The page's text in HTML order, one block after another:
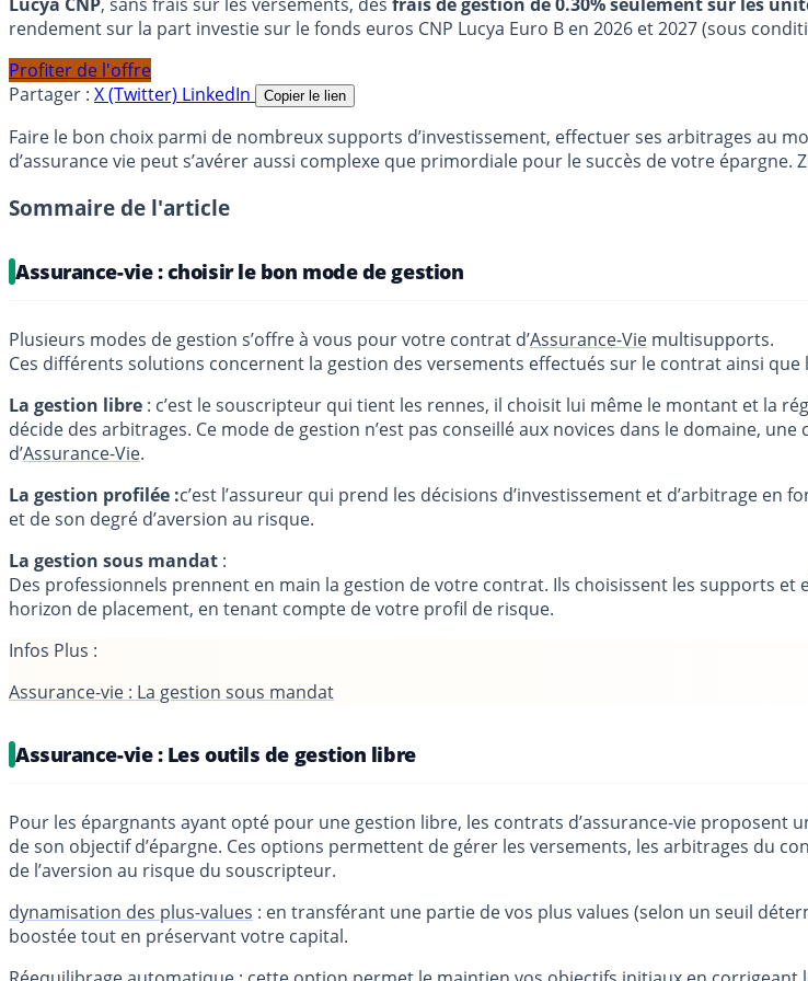
Lucya CNP, sans frais sur les versements, des frais de gestion de 0.30% seulement sur les
rendement sur la part investie sur le fonds euros CNP Lucya Euro B en 2026 et 2027 (sous
Profiter de l'offre
Partager : X (Twitter) LinkedIn Copier le lien
Faire le bon choix parmi de nombreux supports d’investissement, effectuer ses arbitrages au
d’assurance vie peut s’avérer aussi complexe que primordiale pour le succès de votre
Sommaire de l'article
Assurance-vie : choisir le bon mode de gestion
Plusieurs modes de gestion s’offre à vous pour votre contrat d’Assurance-Vie multisupports.
Ces différents solutions concernent la gestion des versements effectués sur le contrat ainsi que
La gestion libre : c’est le souscripteur qui tient les rennes, il choisit lui même le montant et la
décide des arbitrages. Ce mode de gestion n’est pas conseillé aux novices dans le domaine, une
d’Assurance-Vie.
La gestion profilée :c’est l’assureur qui prend les décisions d’investissement et d’arbitrage
et de son degré d’aversion au risque.
La gestion sous mandat :
Des professionnels prennent en main la gestion de votre contrat. Ils choisissent les supports
horizon de placement, en tenant compte de votre profil de risque.
Infos Plus :
Assurance-vie : La gestion sous mandat
Assurance-vie : Les outils de gestion libre
Pour les épargnants ayant opté pour une gestion libre, les contrats d’assurance-vie
de son objectif d’épargne. Ces options permettent de gérer les versements, les arbitrages du
de l’aversion au risque du souscripteur.
dynamisation des plus-values : en transférant une partie de vos plus values (selon un seuil
boostée tout en préservant votre capital.